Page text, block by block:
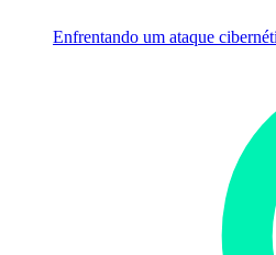
Enfrentando um ataque